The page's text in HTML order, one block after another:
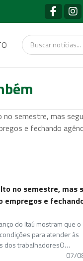
no semestre, mas
empregos e
do Itaú mostram que o
para atender às
dos trabalhadoresO…
07/